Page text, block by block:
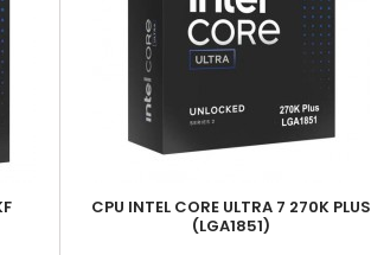
CPU INTEL CORE ULTRA 7 270K PLUS
(LGA1851)